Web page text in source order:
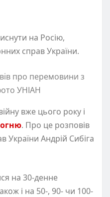
на Росію,
справ України.
про перемовини з
УНІАН
вже цього року і
. Про це розповів
України Андрій Сибіга
на 30-денне
і на 50-, 90- чи 100-